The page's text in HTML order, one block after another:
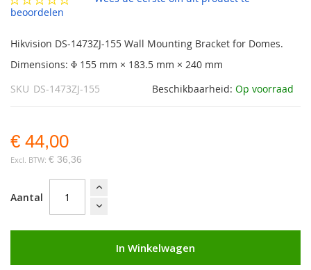
gallerij
beoordelen
Hikvision DS-1473ZJ-155 Wall Mounting Bracket for Domes.
Dimensions: Φ 155 mm × 183.5 mm × 240 mm
Beschikbaarheid: Op voorraad
SKU DS-1473ZJ-155
€ 44,00
€ 36,36
Aantal
In Winkelwagen